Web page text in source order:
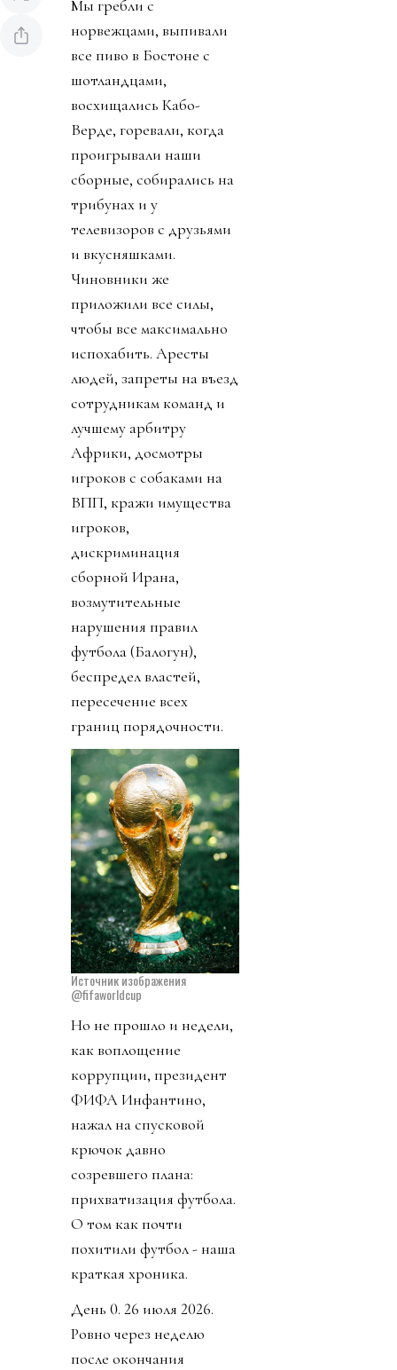
Мы гребли с
норвежцами, выпивали
все пиво в Бостоне с
шотландцами,
восхищались Кабо-
Верде, горевали, когда
проигрывали наши
сборные, собирались на
трибунах и у
телевизоров с друзьями
и вкусняшками.
Чиновники же
приложили все силы,
чтобы все максимально
испохабить. Аресты
людей, запреты на въезд
сотрудникам команд и
лучшему арбитру
Африки, досмотры
игроков с собаками на
ВПП, кражи имущества
игроков,
дискриминация
сборной Ирана,
возмутительные
нарушения правил
футбола (Балогун),
беспредел властей,
пересечение всех
границ порядочности.
Источник изображения
@fifaworldcup
Но не прошло и недели,
как воплощение
коррупции, президент
ФИФА Инфантино,
нажал на спусковой
крючок давно
созревшего плана:
прихватизация футбола.
О том как почти
похитили футбол - наша
краткая хроника.
День 0. 26 июля 2026.
Ровно через неделю
после окончания